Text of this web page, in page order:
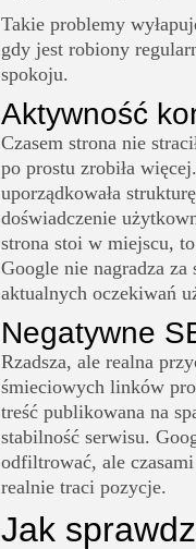
Takie problemy
gdy jest robiony
spokoju.
Aktywność
Czasem strona nie
po prostu zrobiła
uporządkowała
doświadczenie
strona stoi w miejscu,
Google nie nagradza za
aktualnych oczekiwań
Negatywne
Rzadsza, ale realna
śmieciowych linków
treść publikowana na
stabilność serwisu.
odfiltrować, ale
realnie traci pozycje.
Jak